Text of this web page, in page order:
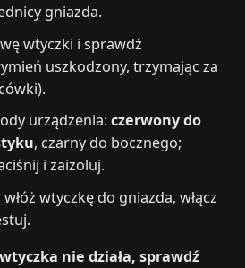
gniazda.
wtyczki i sprawdź
uszkodzony, trzymając za
urządzenia:czerwony do
, czarny do bocznego;
i zaizoluj.
wtyczkę do gniazda, włącz
nie działa, sprawdź